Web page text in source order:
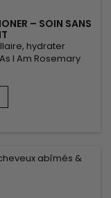
– SOIN SANS
hydrater
I Am Rosemary
fortifiant au
bouclés, texturés,
longueurs douces,
en huile de...